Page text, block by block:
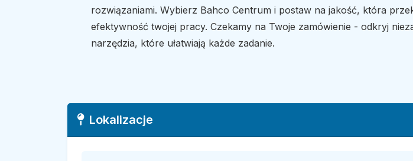
rozwiązaniami. Wybierz Bahco Centrum i postaw na jakość, która
efektywność twojej pracy. Czekamy na Twoje zamówienie - odkryj
narzędzia, które ułatwiają każde zadanie.
Lokalizacje